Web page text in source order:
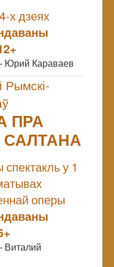
х дзеях
Юрий Караваев
Рымскі-
ПРА
САЛТАНА
у 1
оперы
Виталий